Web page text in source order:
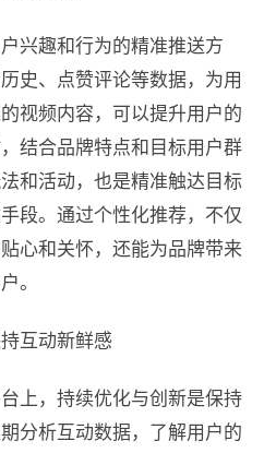
兴趣和行为的精准推送方
史、点赞评论等数据，为用
视频内容，可以提升用户的
结合品牌特点和目标用户群
和活动，也是精准触达目标
段。通过个性化推荐，不仅
心和关怀，还能为品牌带来
。
互动新鲜感
上，持续优化与创新是保持
分析互动数据，了解用户的